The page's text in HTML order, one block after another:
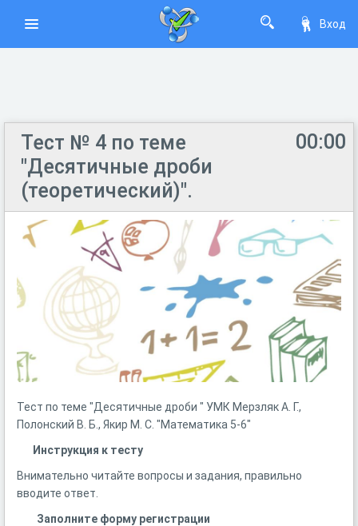
Вход
00:00
Тест № 4 по теме
"Десятичные дроби
(теоретический)".
Тест по теме "Десятичные дроби " УМК Мерзляк А. Г.,
Полонский В. Б., Якир М. С. "Математика 5-6"
Инструкция к тесту
Внимательно читайте вопросы и задания, правильно
вводите ответ.
Заполните форму регистрации